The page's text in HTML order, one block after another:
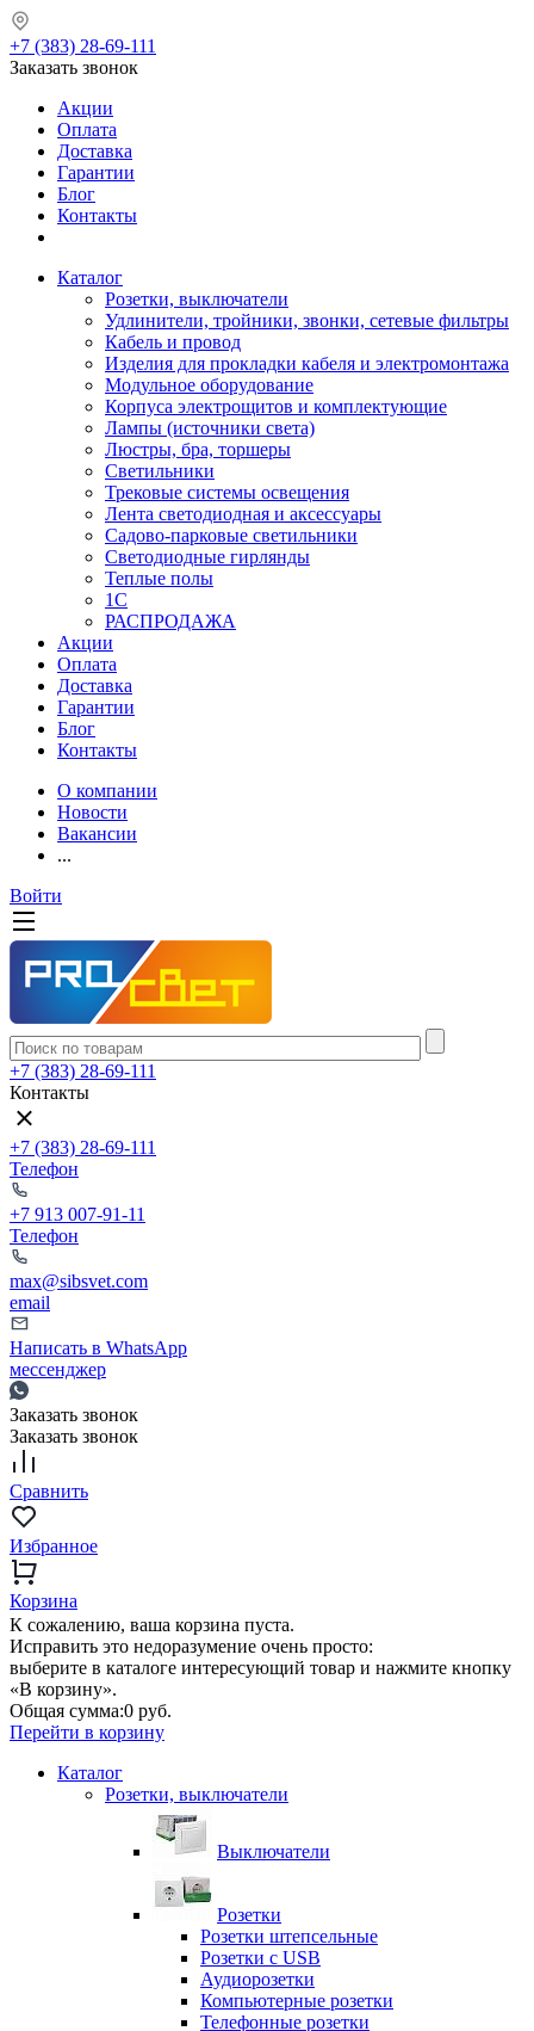
+7 (383) 28-69-111
Заказать звонок
Акции
Оплата
Доставка
Гарантии
Блог
Контакты
Каталог
Розетки, выключатели
Удлинители, тройники, звонки, сетевые фильтры
Кабель и провод
Изделия для прокладки кабеля и электромонтажа
Модульное оборудование
Корпуса электрощитов и комплектующие
Лампы (источники света)
Люстры, бра, торшеры
Светильники
Трековые системы освещения
Лента светодиодная и аксессуары
Садово-парковые светильники
Светодиодные гирлянды
Теплые полы
1С
РАСПРОДАЖА
Акции
Оплата
Доставка
Гарантии
Блог
Контакты
О компании
Новости
Вакансии
...
Войти
+7 (383) 28-69-111
Контакты
+7 (383) 28-69-111
Телефон
+7 913 007-91-11
Телефон
max@sibsvet.com
email
Написать в WhatsApp
мессенджер
Заказать звонок
Заказать звонок
Сравнить
Избранное
Корзина
К сожалению, ваша корзина пуста.
Исправить это недоразумение очень просто:
выберите в каталоге интересующий товар и нажмите кнопку
«В корзину».
Общая сумма:0 руб.
Перейти в корзину
Каталог
Розетки, выключатели
Выключатели
Розетки
Розетки штепсельные
Розетки с USB
Аудиорозетки
Компьютерные розетки
Телефонные розетки